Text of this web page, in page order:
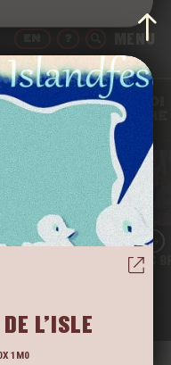
DORMIR
FAIRE
POURVOIRIE LAC
VOIR
L’ISLE
1M0